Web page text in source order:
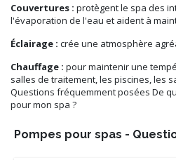
Couvertures : protègent le spa des
l'évaporation de l'eau et aident à
Éclairage : crée une atmosphère
Chauffage : pour maintenir une
salles de traitement, les piscines, les
Questions fréquemment posées De
pour mon spa ?
Pompes pour spas -